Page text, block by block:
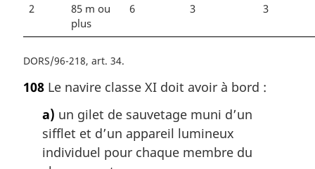
2
85 m ou
plus
6 3 3
DORS/96-218, art. 34
108 Le navire classe XI doit avoir à bord :
a) un gilet de sauvetage muni d’un
sifflet et d’un appareil lumineux
individuel pour chaque membre du